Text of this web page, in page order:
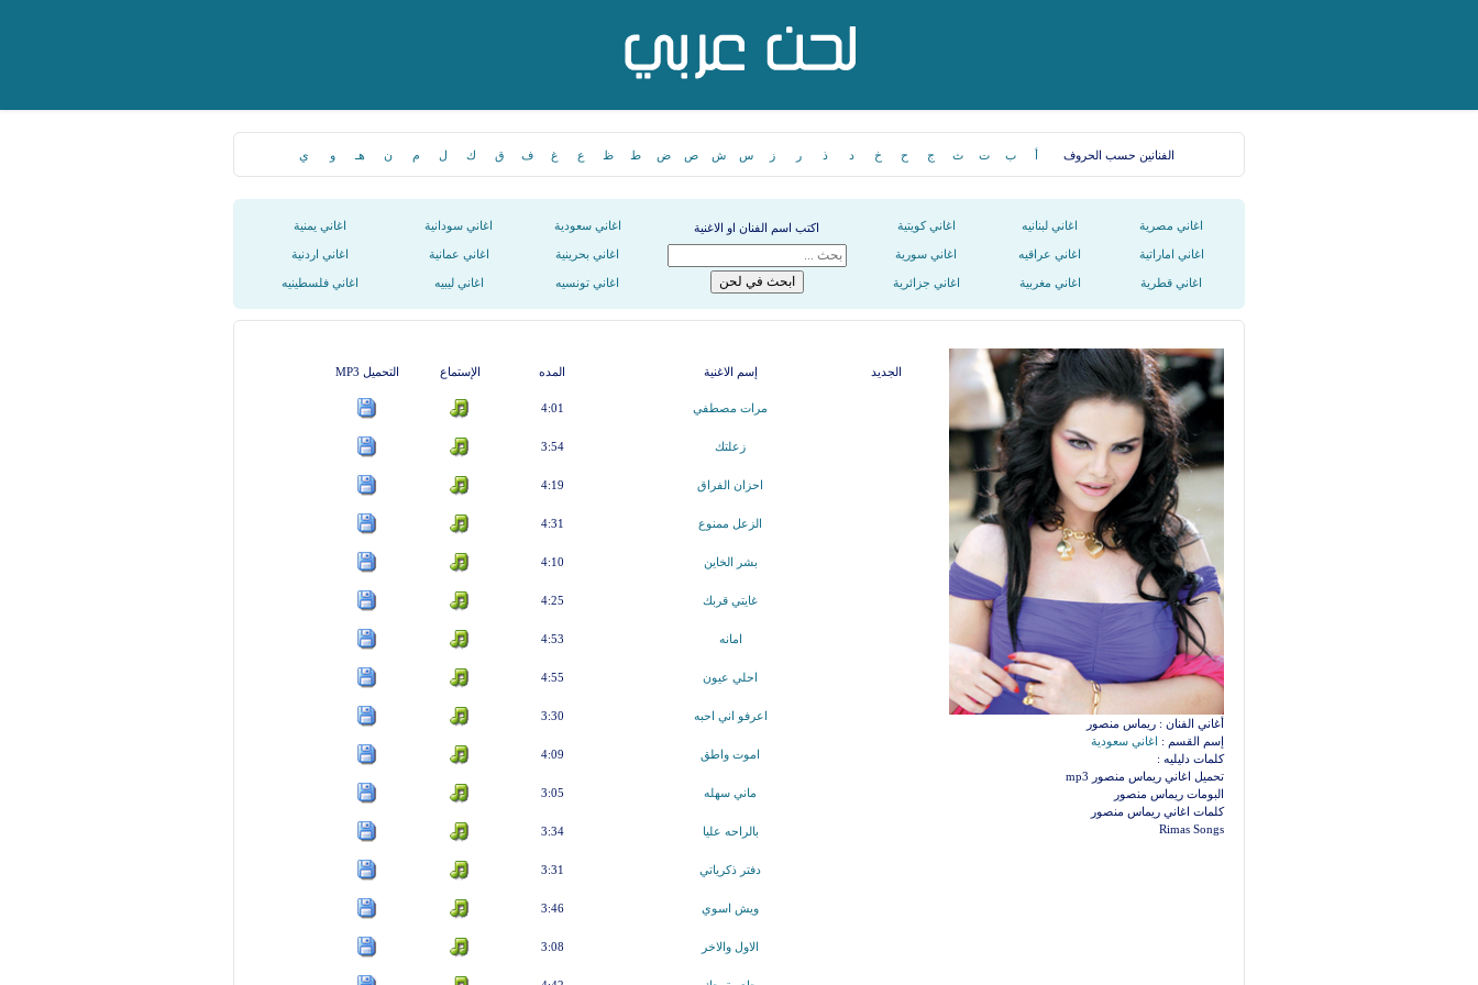
الفنانين حسب الحروف أ ب ت ث ج ح خ د ذ ر ز س ش ص ض ط ظ ع غ ف ق ك ل م ن هـ و ي
اغاني مصرية اغاني لبنانيه اغاني كويتية اكتب اسم الفنان او الاغنية اغاني سعودية اغاني سودانية اغاني يمنية
اغاني اماراتية اغاني عراقيه اغاني سورية اغاني بحرينية اغاني عمانية اغاني اردنية
اغاني قطرية اغاني مغربية اغاني جزائرية اغاني تونسيه اغاني ليبيه اغاني فلسطينيه
أغاني الفنان : ريماس منصور
إسم القسم : اغاني سعودية
كلمات دليليه :
تحميل اغاني ريماس منصور mp3
البومات ريماس منصور
كلمات اغاني ريماس منصور
Rimas Songs
الجديد إسم الاغنية المده الإستماع التحميل MP3
مرات مصطفي 4:01
زعلتك 3:54
احزان الفراق 4:19
الزعل ممنوع 4:31
بشر الخاين 4:10
غايتي قربك 4:25
امانه 4:53
احلي عيون 4:55
اعرفو اني احبه 3:30
اموت واطق 4:09
ماني سهله 3:05
بالراحه عليا 3:34
دفتر ذكرياتي 3:31
ويش اسوي 3:46
الاول والاخر 3:08